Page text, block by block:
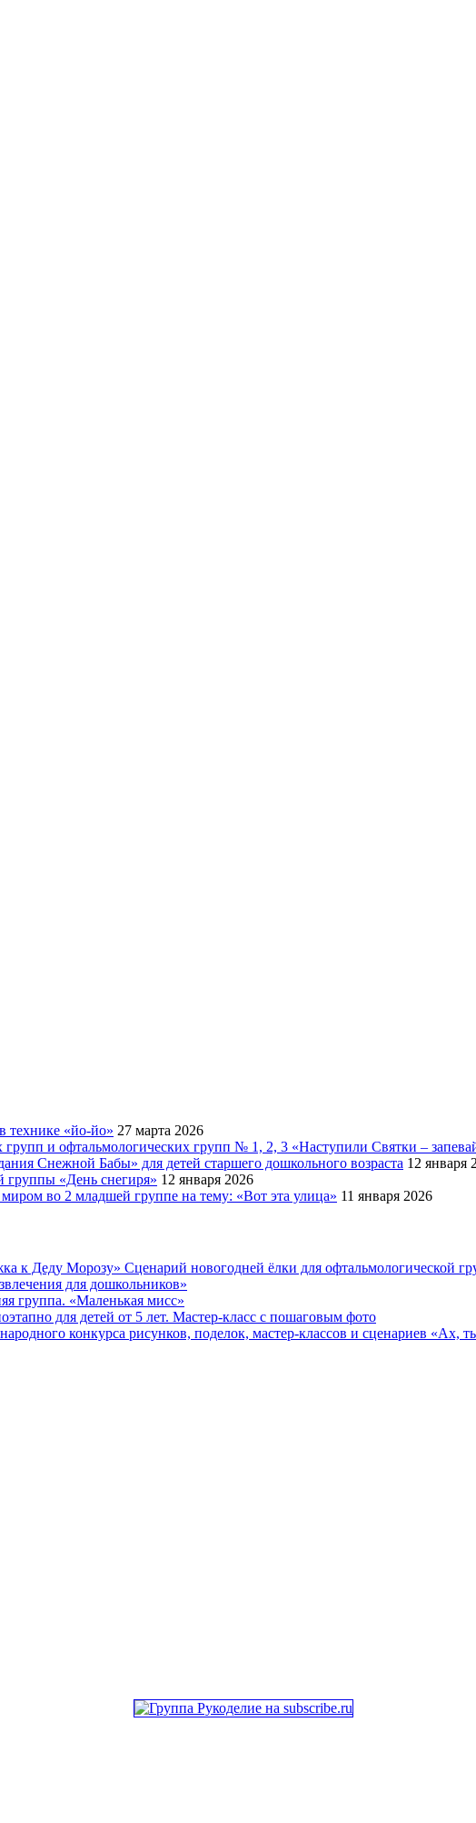
технике «йо-йо» 27 марта 2026
групп и офтальмологических групп № 1, 2, 3 «Наступили Святки –
Снежной Бабы» для детей старшего дошкольного возраста 12 января
группы «День снегиря» 12 января 2026
во 2 младшей группе на тему: «Вот эта улица» 11 января 2026
к Деду Морозу» Сценарий новогодней ёлки для офтальмологической
для дошкольников»
группа. «Маленькая мисс»
для детей от 5 лет. Мастер-класс с пошаговым фото
конкурса рисунков, поделок, мастер-классов и сценариев «Ах,